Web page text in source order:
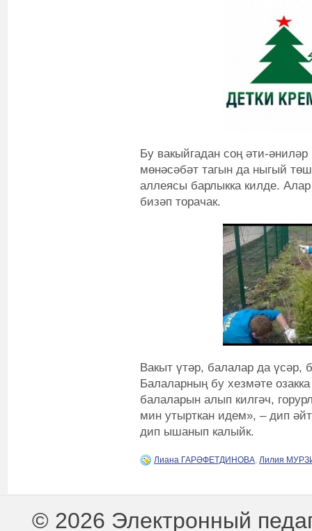
Бу вакыйгадан соң әти-
мөнәсәбәт тагын да ныгый
аллеясы барлыкка килде.
бизәп торачак.
Вакыт үтәр, балалар да үсәр,
Балаларның бу хезмәте
балаларын алып килгәч,
мин утырткан идем», – дип
дип ышанып калыйк.
Лиана ГАРӘФЕТДИНОВА, Лилия
© 2026 Электронный